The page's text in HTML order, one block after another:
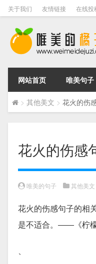
关于我们 友情链接 在线投
网站首页 唯美句子
> 其他美文 > 花火的伤
花火的伤感
唯美的句子 其他美文
花火的伤感句子的相
是不适合。――《柠
、